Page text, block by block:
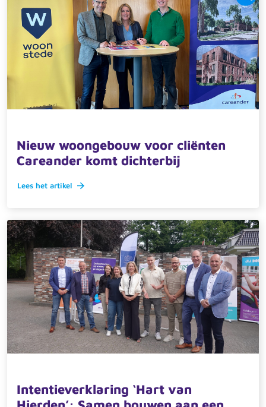
Nieuw woongebouw voor cliënten
Careander komt dichterbij
Lees het artikel
Intentieverklaring ‘Hart van